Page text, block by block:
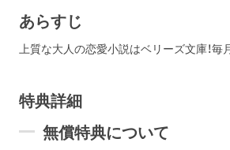
あらすじ
上質な大人の恋愛小説はベリーズ文庫！毎
特典詳細
無償特典について